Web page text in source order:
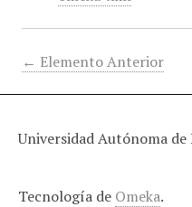
← Elemento Anterior
Universidad Autónoma
Tecnología de Omeka.